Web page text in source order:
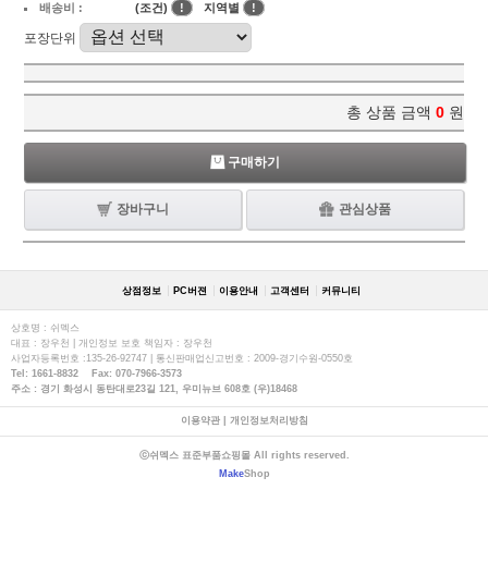
배송비 :
(조건) ! 지역별 !
포장단위
총 상품 금액 0 원
구매하기
장바구니 관심상품
상점정보 PC버젼 이용안내 고객센터 커뮤니티
상호명 : 쉬멕스
대표 : 장우천 | 개인정보 보호 책임자 : 장우천
사업자등록번호 :135-26-92747 | 통신판매업신고번호 : 2009-경기수원-0550호
Tel: 1661-8832 Fax: 070-7966-3573
주소 : 경기 화성시 동탄대로23길 121, 우미뉴브 608호 (우)18468
이용약관| 개인정보처리방침
ⓒ쉬멕스 표준부품쇼핑몰 All rights reserved.
MakeShop